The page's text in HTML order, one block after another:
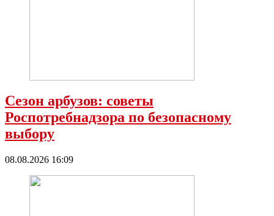
Сезон арбузов: советы
Роспотребнадзора по безопасному
выбору
08.08.2026 16:09